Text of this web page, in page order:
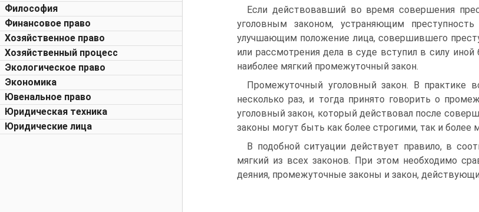
Философия
Финансовое право
Хозяйственное право
Хозяйственный процесс
Экологическое право
Экономика
Ювенальное право
Юридическая техника
Юридические лица
Если действовав­ший во время совершения
уголовным законом, устраняющим
улучшающим положение лица, совершившего
или рассмотрения дела в суде вступил в силу
наиболее мягкий промежуточный закон.
Промежуточный уголовный закон. В практике
несколько раз, и тогда принято говорить о
уголовный закон, кото­рый действовал после
законы могут быть как более строгими, так и более
В подобной ситуации действует правило, в
мягкий из всех законов. При этом необходимо
деяния, промежуточные законы и закон,